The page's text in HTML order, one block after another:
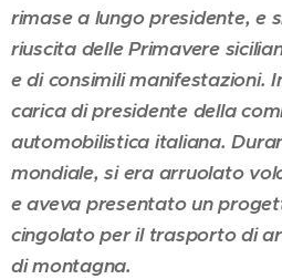
rimase a lungo presidente, e
riuscita delle Primavere
e di consimili manifestazioni.
carica di presidente della
automobilistica italiana.
mondiale, si era arruolato
e aveva presentato un
cingolato per il trasporto di
di montagna.